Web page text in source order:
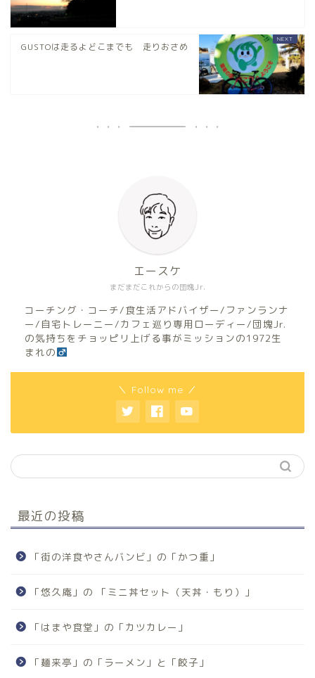
GUSTOは走るよどこまでも 走りおさめ
まだまだこれからの団塊Jr.
エースケ
コーチング・コーチ/食生活アドバイザー/ファンランナ
ー/自宅トレーニー/カフェ巡り専用ローディー/団塊Jr.
の気持ちをチョッピリ上げる事がミッションの1972生
まれの
＼ Follow me ／
最近の投稿
「街の洋食やさんバンビ」の「かつ重」
「悠久庵」の 「ミニ丼セット（天丼・もり）」
「はまや食堂」の「カツカレー」
「麺来亭」の「ラーメン」と「餃子」